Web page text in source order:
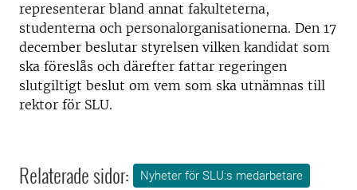
representerar bland annat fakulteterna,
studenterna och personalorganisationerna. Den 17
december beslutar styrelsen vilken kandidat som
ska föreslås och därefter fattar regeringen
slutgiltigt beslut om vem som ska utnämnas till
rektor för SLU.
Relaterade sidor: Nyheter för SLU:s medarbetare